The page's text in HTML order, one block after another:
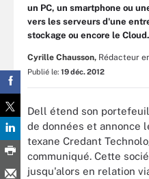
un PC, un smartphone ou
vers les serveurs d'une
stockage ou encore le Cloud.
Cyrille Chausson, Rédacteur
Publié le: 19 déc. 2012
Dell étend son
de données et annonce
texane Credant
communiqué. Cette
jusqu'alors en relation